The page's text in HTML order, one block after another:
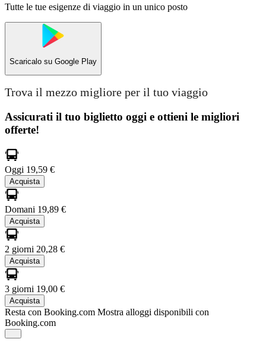
Tutte le tue esigenze di viaggio in un unico posto
Scaricalo su Google Play
Trova il mezzo migliore per il tuo viaggio
Assicurati il ​​tuo biglietto oggi e ottieni le migliori
offerte!
Oggi 19,59 €
Acquista
Domani 19,89 €
Acquista
2 giorni 20,28 €
Acquista
3 giorni 19,00 €
Acquista
Resta con Booking.com Mostra alloggi disponibili con
Booking.com